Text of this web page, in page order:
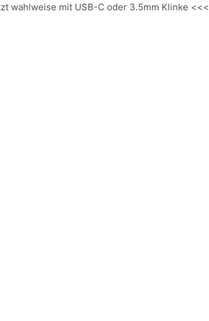
wahlweise mit USB-C oder 3.5mm Klinke <<<